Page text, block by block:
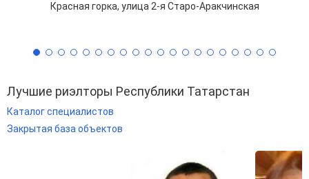
Красная горка, улица 2-я Старо-Аракчинская
Лучшие риэлторы Республики Татарстан
Каталог специалистов
Закрытая база объектов